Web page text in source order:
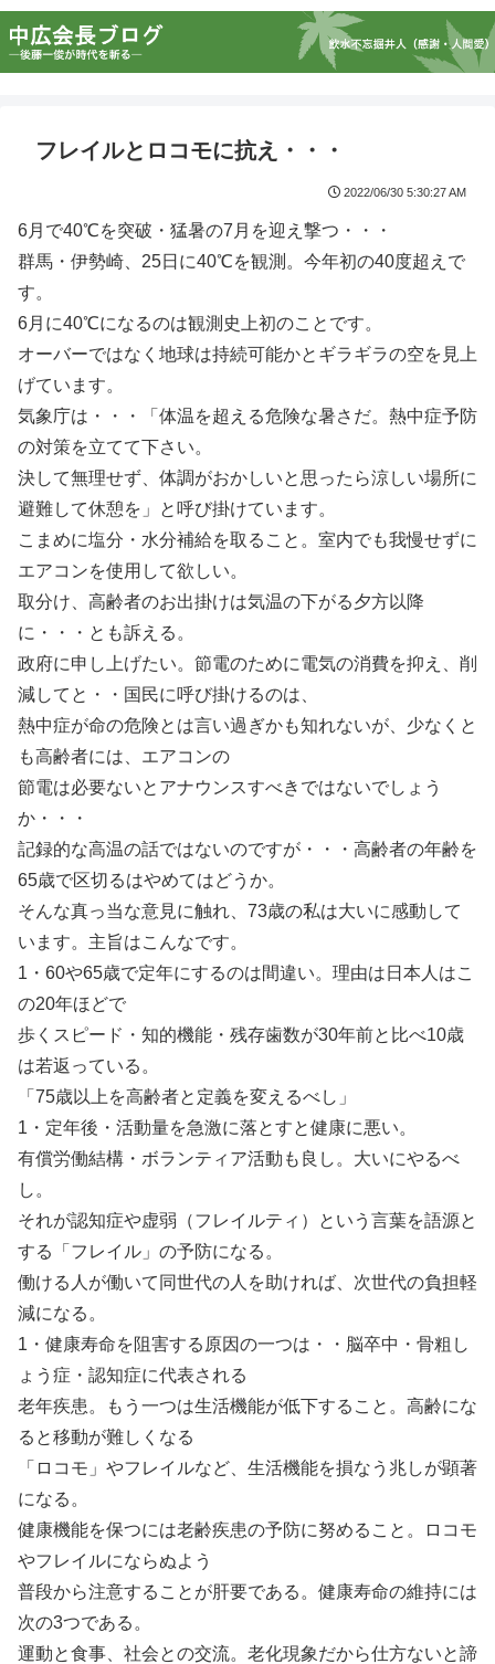
フレイルとロコモに抗え・・・
2022/06/30 5:30:27 AM
6月で40℃を突破・猛暑の7月を迎え撃つ・・・
群馬・伊勢崎、25日に40℃を観測。今年初の40度超えで
す。
6月に40℃になるのは観測史上初のことです。
オーバーではなく地球は持続可能かとギラギラの空を見上
げています。
気象庁は・・・「体温を超える危険な暑さだ。熱中症予防
の対策を立てて下さい。
決して無理せず、体調がおかしいと思ったら涼しい場所に
避難して休憩を」と呼び掛けています。
こまめに塩分・水分補給を取ること。室内でも我慢せずに
エアコンを使用して欲しい。
取分け、高齢者のお出掛けは気温の下がる夕方以降
に・・・とも訴える。
政府に申し上げたい。節電のために電気の消費を抑え、削
減してと・・国民に呼び掛けるのは、
熱中症が命の危険とは言い過ぎかも知れないが、少なくと
も高齢者には、エアコンの
節電は必要ないとアナウンスすべきではないでしょう
か・・・
記録的な高温の話ではないのですが・・・高齢者の年齢を
65歳で区切るはやめてはどうか。
そんな真っ当な意見に触れ、73歳の私は大いに感動して
います。主旨はこんなです。
1・60や65歳で定年にするのは間違い。理由は日本人はこ
の20年ほどで
歩くスピード・知的機能・残存歯数が30年前と比べ10歳
は若返っている。
「75歳以上を高齢者と定義を変えるべし」
1・定年後・活動量を急激に落とすと健康に悪い。
有償労働結構・ボランティア活動も良し。大いにやるべ
し。
それが認知症や虚弱（フレイルティ）という言葉を語源と
する「フレイル」の予防になる。
働ける人が働いて同世代の人を助ければ、次世代の負担軽
減になる。
1・健康寿命を阻害する原因の一つは・・脳卒中・骨粗し
ょう症・認知症に代表される
老年疾患。もう一つは生活機能が低下すること。高齢にな
ると移動が難しくなる
「ロコモ」やフレイルなど、生活機能を損なう兆しが顕著
になる。
健康機能を保つには老齢疾患の予防に努めること。ロコモ
やフレイルにならぬよう
普段から注意することが肝要である。健康寿命の維持には
次の3つである。
運動と食事、社会との交流。老化現象だから仕方ないと諦